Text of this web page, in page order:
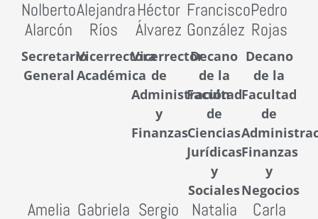
Nolberto
Alarcón
Secretario
General
Alejandra
Ríos
Vicerrectora
Académica
Héctor
Álvarez
Vicerrector
de
Administración
y
Finanzas
Francisco
González
Decano
de la
Facultad
de
Ciencias
Jurídicas
y
Sociales
Pedro
Rojas
Decano
de la
Facultad
de
Finanzas
y
Negocios
Amelia Gabriela Sergio
Natalia
Carla